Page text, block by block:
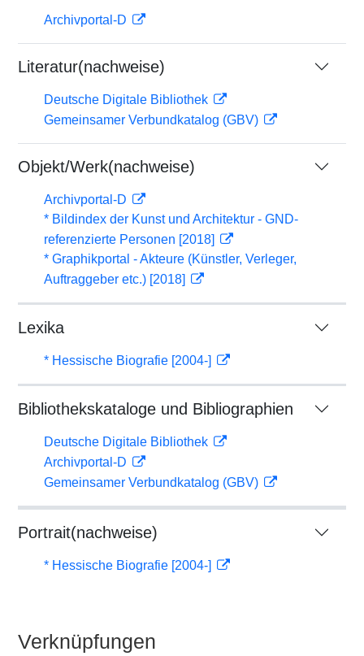
Archivportal-D
Literatur(nachweise)
Deutsche Digitale Bibliothek
Gemeinsamer Verbundkatalog (GBV)
Objekt/Werk(nachweise)
Archivportal-D
* Bildindex der Kunst und Architektur - GND-
referenzierte Personen [2018]
* Graphikportal - Akteure (Künstler, Verleger,
Auftraggeber etc.) [2018]
Lexika
* Hessische Biografie [2004-]
Bibliothekskataloge und Bibliographien
Deutsche Digitale Bibliothek
Archivportal-D
Gemeinsamer Verbundkatalog (GBV)
Portrait(nachweise)
* Hessische Biografie [2004-]
Verknüpfungen